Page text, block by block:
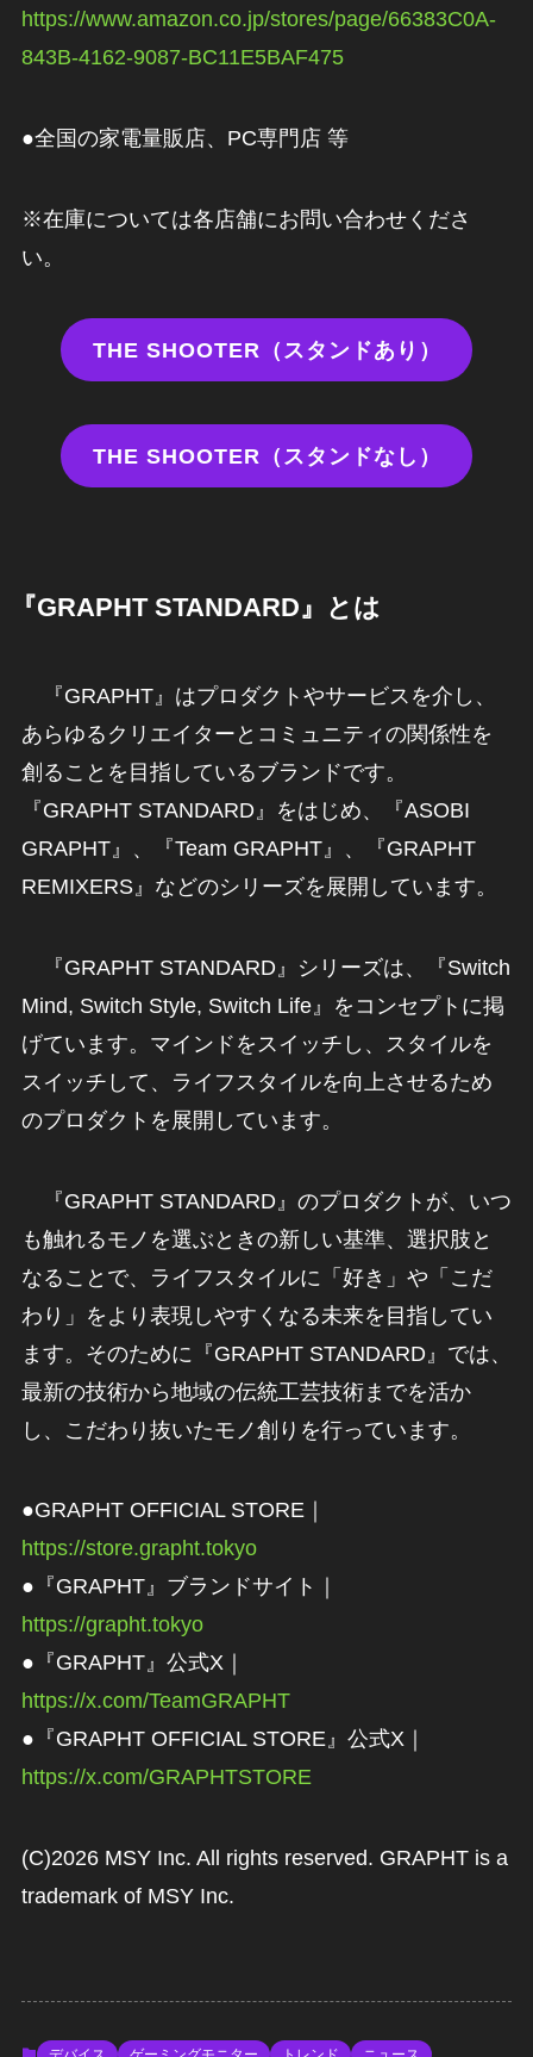
https://www.amazon.co.jp/stores/page/66383C0A-
843B-4162-9087-BC11E5BAF475
●全国の家電量販店、PC専門店 等
※在庫については各店舗にお問い合わせくださ
い。
THE SHOOTER（スタンドあり）
THE SHOOTER（スタンドなし）
『GRAPHT STANDARD』とは
『GRAPHT』はプロダクトやサービスを介し、
あらゆるクリエイターとコミュニティの関係性を
創ることを目指しているブランドです。
『GRAPHT STANDARD』をはじめ、『ASOBI
GRAPHT』、『Team GRAPHT』、『GRAPHT
REMIXERS』などのシリーズを展開しています。
『GRAPHT STANDARD』シリーズは、『Switch
Mind, Switch Style, Switch Life』をコンセプトに掲
げています。マインドをスイッチし、スタイルを
スイッチして、ライフスタイルを向上させるため
のプロダクトを展開しています。
『GRAPHT STANDARD』のプロダクトが、いつ
も触れるモノを選ぶときの新しい基準、選択肢と
なることで、ライフスタイルに「好き」や「こだ
わり」をより表現しやすくなる未来を目指してい
ます。そのために『GRAPHT STANDARD』では、
最新の技術から地域の伝統工芸技術までを活か
し、こだわり抜いたモノ創りを行っています。
●GRAPHT OFFICIAL STORE｜
https://store.grapht.tokyo
●『GRAPHT』ブランドサイト｜
https://grapht.tokyo
●『GRAPHT』公式X｜
https://x.com/TeamGRAPHT
●『GRAPHT OFFICIAL STORE』公式X｜
https://x.com/GRAPHTSTORE
(C)2026 MSY Inc. All rights reserved. GRAPHT is a
trademark of MSY Inc.